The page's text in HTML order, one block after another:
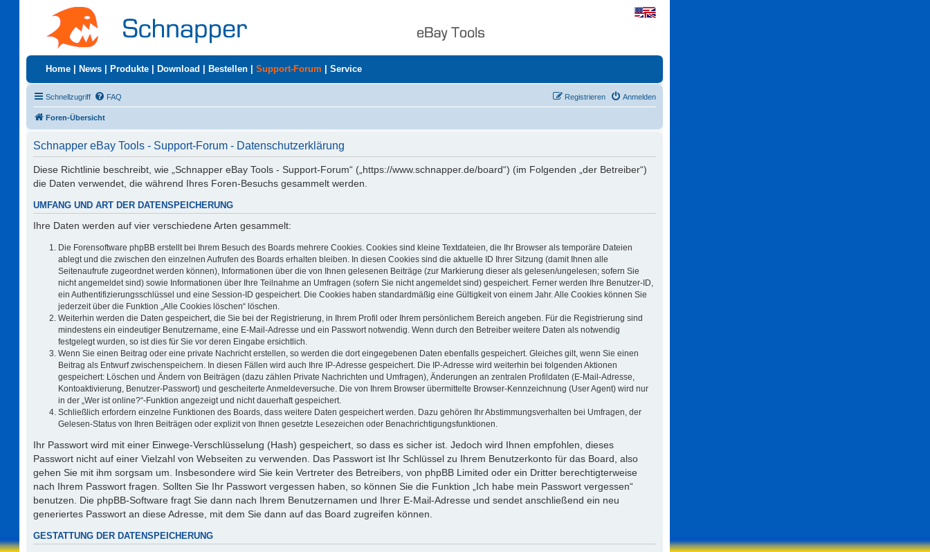
Home News Produkte Download Bestellen Support-Forum Service
Schnellzugriff FAQ Anmelden
Registrieren
Foren-Übersicht
Schnapper eBay Tools - Support-Forum - Datenschutzerklärung
Diese Richtlinie beschreibt, wie „Schnapper eBay Tools - Support-Forum“ („https://www.schnapper.de/board“) (im Folgenden „der Betreiber“)
die Daten verwendet, die während Ihres Foren-Besuchs gesammelt werden.
UMFANG UND ART DER DATENSPEICHERUNG
Ihre Daten werden auf vier verschiedene Arten gesammelt:
Die Forensoftware phpBB erstellt bei Ihrem Besuch des Boards mehrere Cookies. Cookies sind kleine Textdateien, die Ihr Browser als temporäre Dateien
ablegt und die zwischen den einzelnen Aufrufen des Boards erhalten bleiben. In diesen Cookies sind die aktuelle ID Ihrer Sitzung (damit Ihnen alle
Seitenaufrufe zugeordnet werden können), Informationen über die von Ihnen gelesenen Beiträge (zur Markierung dieser als gelesen/ungelesen; sofern Sie
nicht angemeldet sind) sowie Informationen über Ihre Teilnahme an Umfragen (sofern Sie nicht angemeldet sind) gespeichert. Ferner werden Ihre Benutzer-ID,
ein Authentifizierungsschlüssel und eine Session-ID gespeichert. Die Cookies haben standardmäßig eine Gültigkeit von einem Jahr. Alle Cookies können Sie
jederzeit über die Funktion „Alle Cookies löschen“ löschen.
Weiterhin werden die Daten gespeichert, die Sie bei der Registrierung, in Ihrem Profil oder Ihrem persönlichem Bereich angeben. Für die Registrierung sind
mindestens ein eindeutiger Benutzername, eine E-Mail-Adresse und ein Passwort notwendig. Wenn durch den Betreiber weitere Daten als notwendig
festgelegt wurden, so ist dies für Sie vor deren Eingabe ersichtlich.
Wenn Sie einen Beitrag oder eine private Nachricht erstellen, so werden die dort eingegebenen Daten ebenfalls gespeichert. Gleiches gilt, wenn Sie einen
Beitrag als Entwurf zwischenspeichern. In diesen Fällen wird auch Ihre IP-Adresse gespeichert. Die IP-Adresse wird weiterhin bei folgenden Aktionen
gespeichert: Löschen und Ändern von Beiträgen (dazu zählen Private Nachrichten und Umfragen), Änderungen an zentralen Profildaten (E-Mail-Adresse,
Kontoaktivierung, Benutzer-Passwort) und gescheiterte Anmeldeversuche. Die von Ihrem Browser übermittelte Browser-Kennzeichnung (User Agent) wird nur
in der „Wer ist online?“-Funktion angezeigt und nicht dauerhaft gespeichert.
Schließlich erfordern einzelne Funktionen des Boards, dass weitere Daten gespeichert werden. Dazu gehören Ihr Abstimmungsverhalten bei Umfragen, der
Gelesen-Status von Ihren Beiträgen oder explizit von Ihnen gesetzte Lesezeichen oder Benachrichtigungsfunktionen.
Ihr Passwort wird mit einer Einwege-Verschlüsselung (Hash) gespeichert, so dass es sicher ist. Jedoch wird Ihnen empfohlen, dieses
Passwort nicht auf einer Vielzahl von Webseiten zu verwenden. Das Passwort ist Ihr Schlüssel zu Ihrem Benutzerkonto für das Board, also
gehen Sie mit ihm sorgsam um. Insbesondere wird Sie kein Vertreter des Betreibers, von phpBB Limited oder ein Dritter berechtigterweise
nach Ihrem Passwort fragen. Sollten Sie Ihr Passwort vergessen haben, so können Sie die Funktion „Ich habe mein Passwort vergessen“
benutzen. Die phpBB-Software fragt Sie dann nach Ihrem Benutzernamen und Ihrer E-Mail-Adresse und sendet anschließend ein neu
generiertes Passwort an diese Adresse, mit dem Sie dann auf das Board zugreifen können.
GESTATTUNG DER DATENSPEICHERUNG